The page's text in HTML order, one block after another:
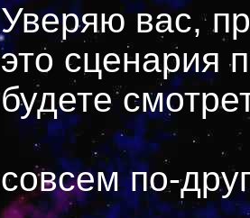
Уверяю вас,
это сценария
будете
совсем по-